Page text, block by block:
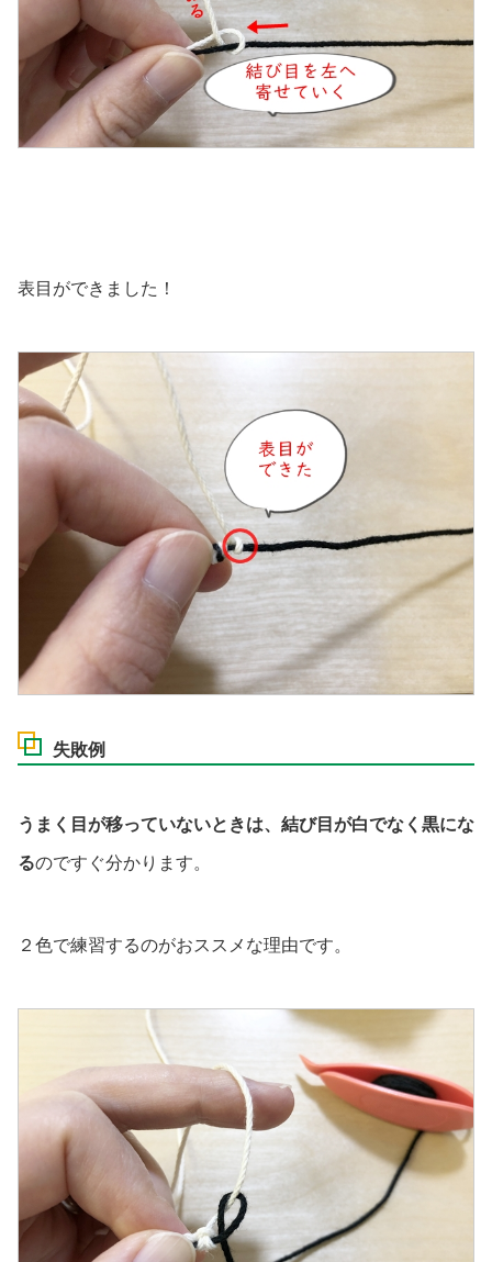
表目ができました！
失敗例
うまく目が移っていないときは、結び目が白でなく黒にな
るのですぐ分かります。
２色で練習するのがおススメな理由です。